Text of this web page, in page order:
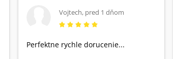
Vojtech, pred 1 dňom
Perfektne rychle dorucenie...